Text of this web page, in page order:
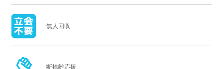
無人回収
断捨離応援